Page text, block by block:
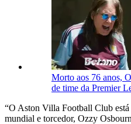
Morto aos 76 anos,
de time da Premier
“O Aston Villa Football Club
mundial e torcedor, Ozzy